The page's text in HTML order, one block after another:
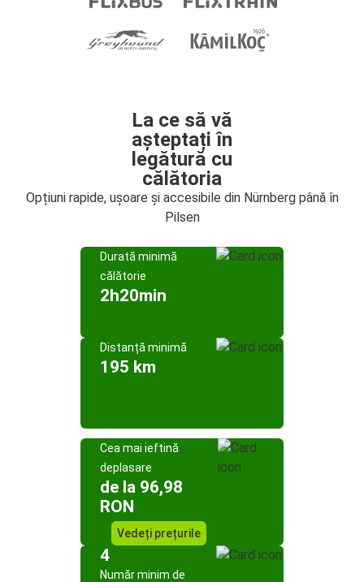
La ce să vă
așteptați în
legătură cu
călătoria
Opțiuni rapide, ușoare și accesibile din Nürnberg până în
Pilsen
Durată minimă
călătorie
2h20min
Distanță minimă
195 km
Cea mai ieftină
deplasare
de la 96,98
RON
Vedeți prețurile
4
Număr minim de